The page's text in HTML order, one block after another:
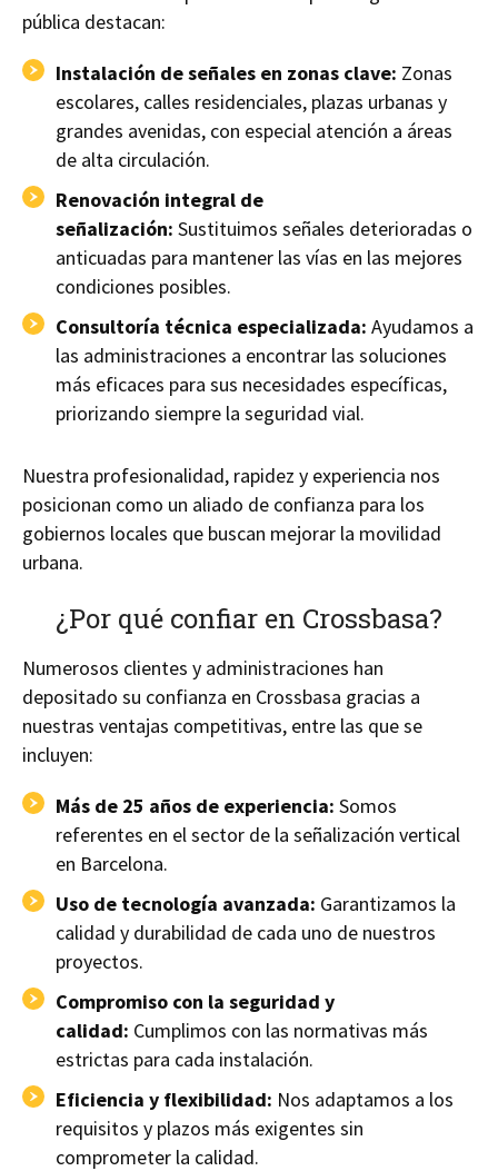
pública destacan:
Instalación de señales en zonas clave: Zonas
escolares, calles residenciales, plazas urbanas y
grandes avenidas, con especial atención a áreas
de alta circulación.
Renovación integral de
señalización: Sustituimos señales deterioradas o
anticuadas para mantener las vías en las mejores
condiciones posibles.
Consultoría técnica especializada: Ayudamos a
las administraciones a encontrar las soluciones
más eficaces para sus necesidades específicas,
priorizando siempre la seguridad vial.
Nuestra profesionalidad, rapidez y experiencia nos
posicionan como un aliado de confianza para los
gobiernos locales que buscan mejorar la movilidad
urbana.
¿Por qué confiar en Crossbasa?
Numerosos clientes y administraciones han
depositado su confianza en Crossbasa gracias a
nuestras ventajas competitivas, entre las que se
incluyen:
Más de 25 años de experiencia: Somos
referentes en el sector de la señalización vertical
en Barcelona.
Uso de tecnología avanzada: Garantizamos la
calidad y durabilidad de cada uno de nuestros
proyectos.
Compromiso con la seguridad y
calidad: Cumplimos con las normativas más
estrictas para cada instalación.
Eficiencia y flexibilidad: Nos adaptamos a los
requisitos y plazos más exigentes sin
comprometer la calidad.